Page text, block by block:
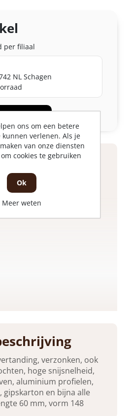
verzonken, ook
hoge snijsnelheid,
aluminium profielen,
gipskarton en bijna alle
60 mm, vorm 148
Zie meer
per filiaal
NL Schagen
meer
ons om een betere
verlenen. Als je
van onze diensten
cookies te gebruiken
Ok
Meer weten